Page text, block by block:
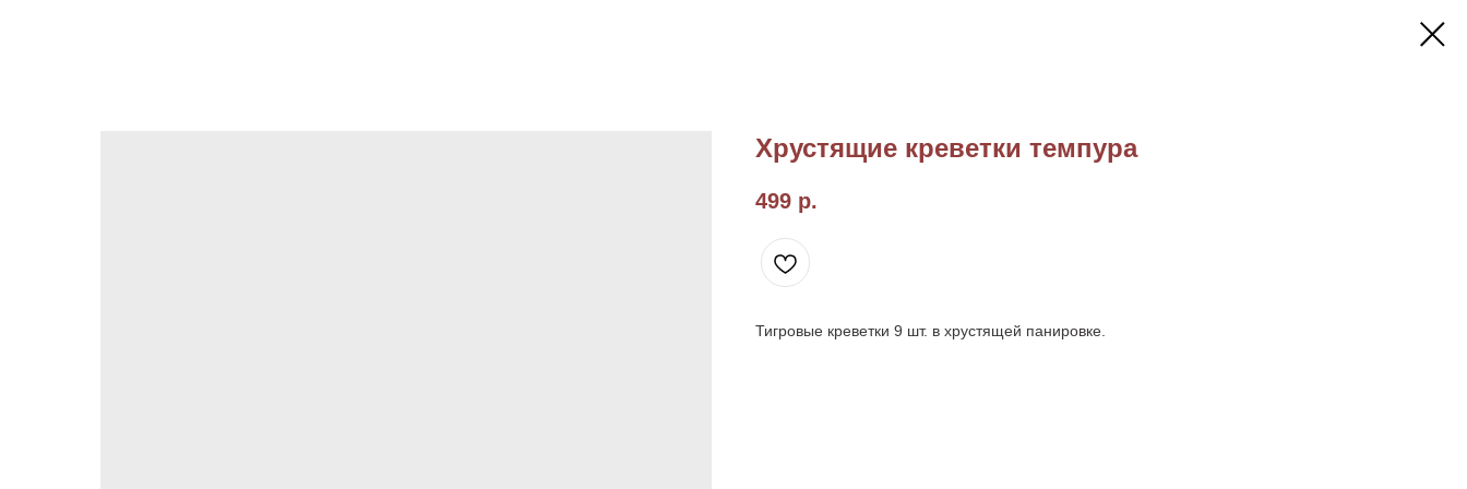
Хрустящие креветки темпура
499 р.
Тигровые креветки 9 шт. в хрустящей панировке.